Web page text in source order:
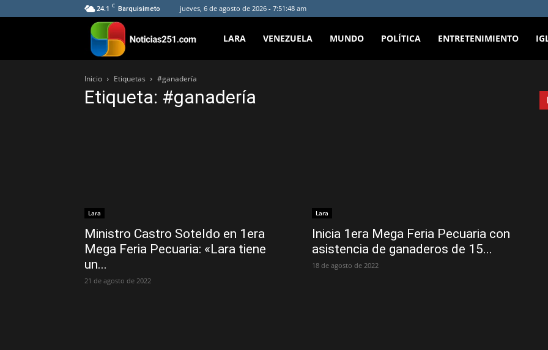
24.1 C Barquisimeto jueves, 6 de agosto de 2026 - 7:51:48 am
Noticias251
LARA VENEZUELA MUNDO POLÍTICA ENTRETENIMIENTO
Inicio Etiquetas #ganadería
Etiqueta: #ganadería
Lara
Ministro Castro Soteldo en 1era
Mega Feria Pecuaria: «Lara tiene
un...
21 de agosto de 2022
Lara
Inicia 1era Mega Feria Pecuaria con
asistencia de ganaderos de 15...
18 de agosto de 2022